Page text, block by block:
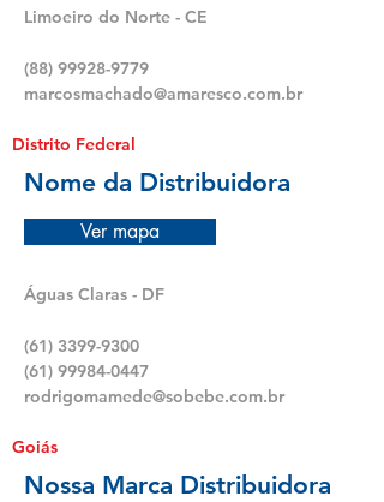
Limoeiro do Norte - CE
(88) 99928-9779
marcosmachado@amaresco.com.br
Distrito Federal
Nome da Distribuidora
Ver mapa
Águas Claras - DF
(61) 3399-9300
(61) 99984-0447
rodrigomamede@sobebe.com.br
Goiás
Nossa Marca Distribuidora